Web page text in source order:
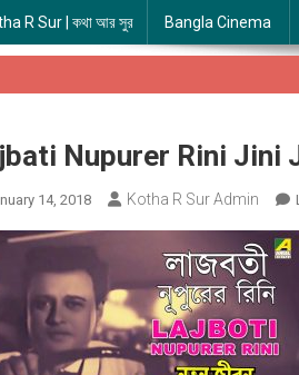
R Sur | কথা আর সুর Bangla Cinema
Nupurer Rini Jini Jini |
14, 2018 Kotha R Sur Admin